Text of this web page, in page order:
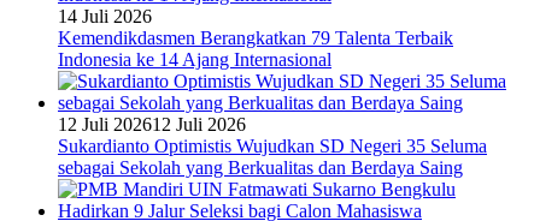
14 Juli 2026
Kemendikdasmen Berangkatkan 79 Talenta Terbaik
Indonesia ke 14 Ajang Internasional
12 Juli 202612 Juli 2026
Sukardianto Optimistis Wujudkan SD Negeri 35 Seluma
sebagai Sekolah yang Berkualitas dan Berdaya Saing